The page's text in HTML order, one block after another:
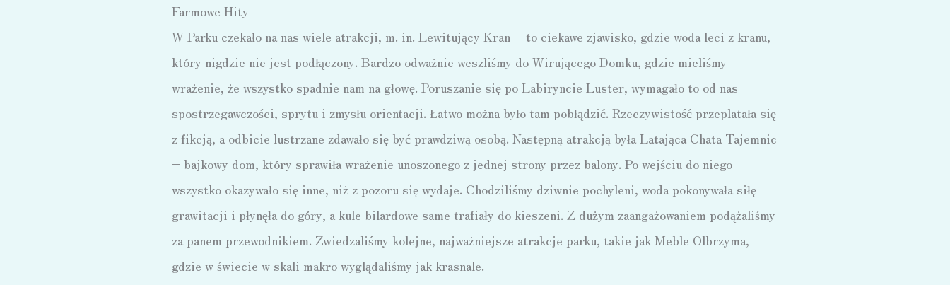
Farmowe Hity
W Parku czekało na nas wiele atrakcji, m. in. Lewitujący Kran – to ciekawe zjawisko, gdzie woda leci z kranu,
który nigdzie nie jest podłączony. Bardzo odważnie weszliśmy do Wirującego Domku, gdzie mieliśmy
wrażenie, że wszystko spadnie nam na głowę. Poruszanie się po Labiryncie Luster, wymagało to od nas
spostrzegawczości, sprytu i zmysłu orientacji. Łatwo można było tam pobłądzić. Rzeczywistość przeplatała się
z fikcją, a odbicie lustrzane zdawało się być prawdziwą osobą. Następną atrakcją była Latająca Chata Tajemnic
– bajkowy dom, który sprawiła wrażenie unoszonego z jednej strony przez balony. Po wejściu do niego
wszystko okazywało się inne, niż z pozoru się wydaje. Chodziliśmy dziwnie pochyleni, woda pokonywała siłę
grawitacji i płynęła do góry, a kule bilardowe same trafiały do kieszeni. Z dużym zaangażowaniem podążaliśmy
za panem przewodnikiem. Zwiedzaliśmy kolejne, najważniejsze atrakcje parku, takie jak Meble Olbrzyma,
gdzie w świecie w skali makro wyglądaliśmy jak krasnale.